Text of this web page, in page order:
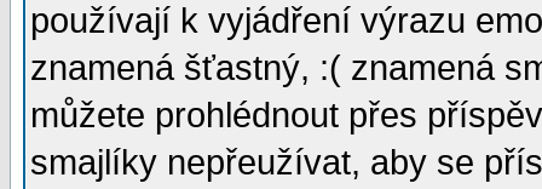
používají k vyjádření výrazu
znamená šťastný, :( znamená
můžete prohlédnout přes
smajlíky nepřeužívat, aby se